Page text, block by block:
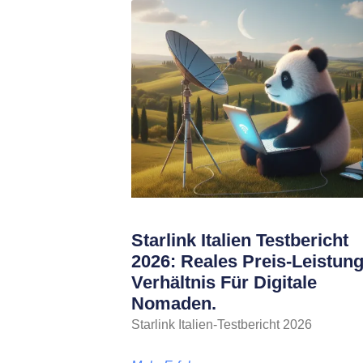
Starlink Italien Testbericht
2026: Reales Preis-
Verhältnis Für Digitale
Nomaden.
Starlink Italien-Testbericht 2026